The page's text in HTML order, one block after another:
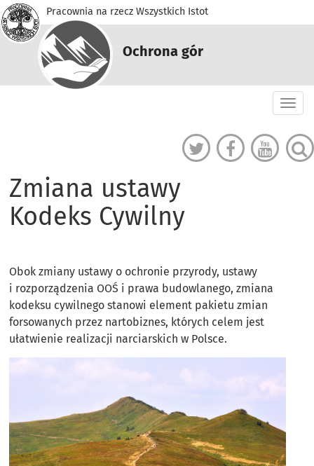
Pracownia na rzecz Wszystkich Istot
Ochrona gór
Zmiana ustawy
Kodeks Cywilny
Obok zmiany ustawy o ochronie przyrody, ustawy
i rozporządzenia OOŚ i prawa budowlanego, zmiana
kodeksu cywilnego stanowi element pakietu zmian
forsowanych przez nartobiznes, których celem jest
ułatwienie realizacji narciarskich w Polsce.